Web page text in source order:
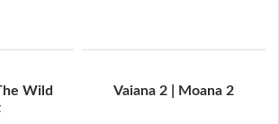
Wild
Vaiana 2 | Moana 2